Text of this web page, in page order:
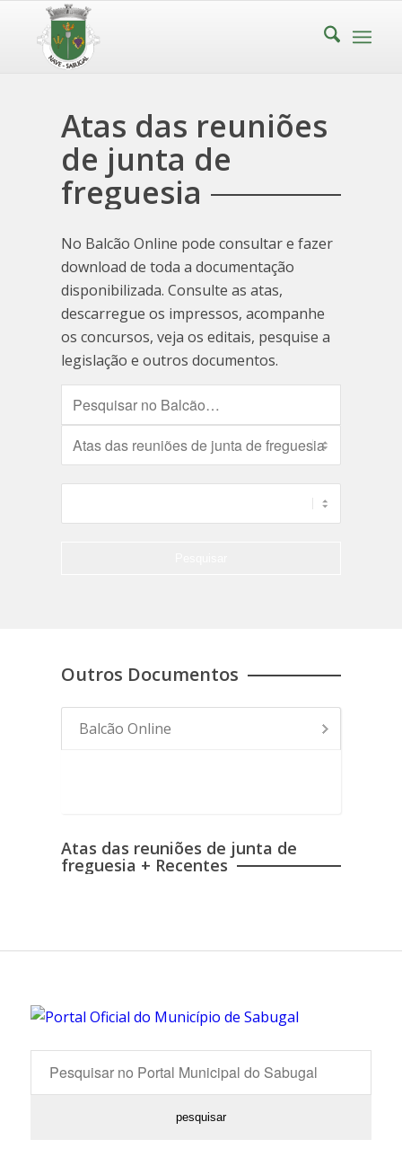
Atas das reuniões
de junta de
freguesia
No Balcão Online pode consultar e fazer
download de toda a documentação
disponibilizada. Consulte as atas,
descarregue os impressos, acompanhe
os concursos, veja os editais, pesquise a
legislação e outros documentos.
Outros Documentos
Balcão Online
Atas das reuniões de junta de
freguesia + Recentes